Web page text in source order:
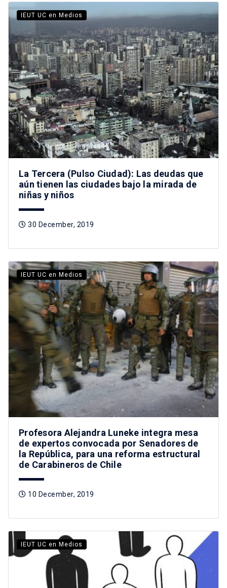
IEUT UC en Medios
La Tercera (Pulso Ciudad): Las deudas que
aún tienen las ciudades bajo la mirada de
niñas y niños
30 December, 2019
IEUT UC en Medios
Profesora Alejandra Luneke integra mesa
de expertos convocada por Senadores de
la República, para una reforma estructural
de Carabineros de Chile
10 December, 2019
IEUT UC en Medios